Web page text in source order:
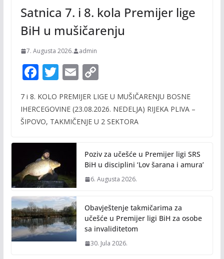
Satnica 7. i 8. kola Premijer lige
BiH u mušičarenju
7. Augusta 2026. admin
F
e
b
o
k
T
itt
er
E
ai
l
C
p
y
n
k
7 i 8. KOLO PREMIJER LIGE U MUŠIČARENJU BOSNE
IHERCEGOVINE (23.08.2026. NEDELJA) RIJEKA PLIVA –
ŠIPOVO, TAKMIČENJE U 2 SEKTORA
Poziv za učešće u Premijer ligi SRS
BiH u disciplini ‘Lov šarana i amura’
6. Augusta 2026.
Obavještenje takmičarima za
učešće u Premijer ligi BiH za osobe
sa invaliditetom
30. Jula 2026.